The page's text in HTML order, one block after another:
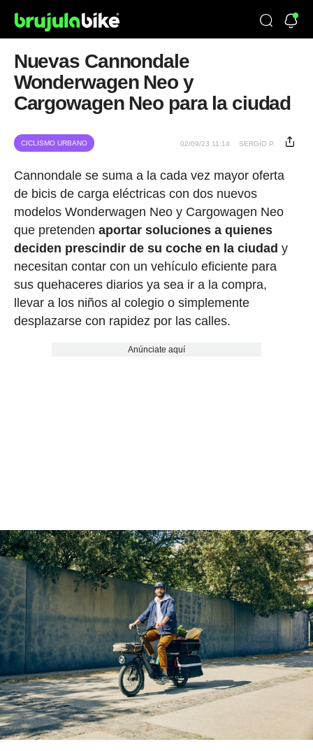
Nuevas Cannondale
Wonderwagen Neo y
Cargowagen Neo para la ciudad
CICLISMO URBANO 02/09/23 11:14 SERGIO P.
Cannondale se suma a la cada vez mayor oferta
de bicis de carga eléctricas con dos nuevos
modelos Wonderwagen Neo y Cargowagen Neo
que pretenden aportar soluciones a quienes
deciden prescindir de su coche en la ciudad y
necesitan contar con un vehículo eficiente para
sus quehaceres diarios ya sea ir a la compra,
llevar a los niños al colegio o simplemente
desplazarse con rapidez por las calles.
Anúnciate aquí